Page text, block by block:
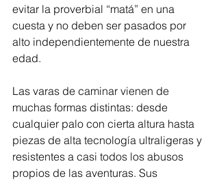
evitar la proverbial “matá” en una
cuesta y no deben ser pasados por
alto independientemente de nuestra
edad.
Las varas de caminar vienen de
muchas formas distintas: desde
cualquier palo con cierta altura hasta
piezas de alta tecnología ultraligeras y
resistentes a casi todos los abusos
propios de las aventuras. Sus